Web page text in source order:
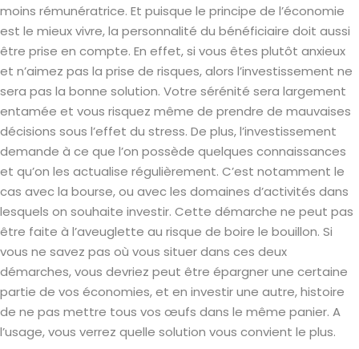
moins rémunératrice. Et puisque le principe de l’économie
est le mieux vivre, la personnalité du bénéficiaire doit aussi
être prise en compte. En effet, si vous êtes plutôt anxieux
et n’aimez pas la prise de risques, alors l’investissement ne
sera pas la bonne solution. Votre sérénité sera largement
entamée et vous risquez même de prendre de mauvaises
décisions sous l’effet du stress. De plus, l’investissement
demande à ce que l’on possède quelques connaissances
et qu’on les actualise régulièrement. C’est notamment le
cas avec la bourse, ou avec les domaines d’activités dans
lesquels on souhaite investir. Cette démarche ne peut pas
être faite à l’aveuglette au risque de boire le bouillon. Si
vous ne savez pas où vous situer dans ces deux
démarches, vous devriez peut être épargner une certaine
partie de vos économies, et en investir une autre, histoire
de ne pas mettre tous vos œufs dans le même panier. A
l’usage, vous verrez quelle solution vous convient le plus.